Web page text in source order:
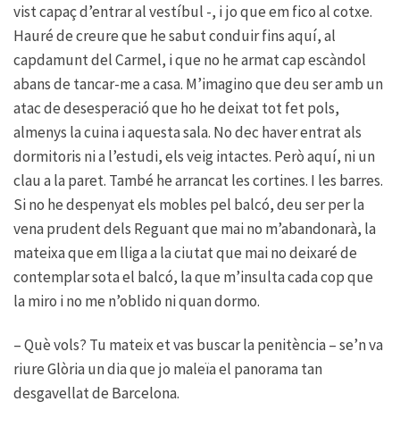
vist capaç d’entrar al vestíbul -, i jo que em fico al cotxe.
Hauré de creure que he sabut conduir fins aquí, al
capdamunt del Carmel, i que no he armat cap escàndol
abans de tancar-me a casa. M’imagino que deu ser amb un
atac de desesperació que ho he deixat tot fet pols,
almenys la cuina i aquesta sala. No dec haver entrat als
dormitoris ni a l’estudi, els veig intactes. Però aquí, ni un
clau a la paret. També he arrancat les cortines. I les barres.
Si no he despenyat els mobles pel balcó, deu ser per la
vena prudent dels Reguant que mai no m’abandonarà, la
mateixa que em lliga a la ciutat que mai no deixaré de
contemplar sota el balcó, la que m’insulta cada cop que
la miro i no me n’oblido ni quan dormo.
– Què vols? Tu mateix et vas buscar la penitència – se’n va
riure Glòria un dia que jo maleïa el panorama tan
desgavellat de Barcelona.